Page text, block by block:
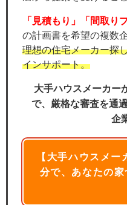
「見積もり」「間取り
の計画書を希望の複数
理想の住宅メーカー探
インサポート。
大手ハウスメーカー
で、厳格な審査を通
企
【大手ハウスメ
分で、あなたの